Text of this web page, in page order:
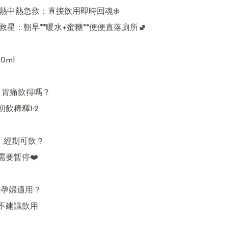
中熱急救：直接飲用即時回魂❄️
星：朝早**暖水+蜜糖**便便直落廁所🚽